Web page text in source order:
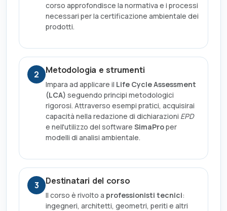
corso approfondisce la normativa e i processi
necessari per la certificazione ambientale dei
prodotti.
2 Metodologia e strumenti
Impara ad applicare il Life Cycle Assessment
(LCA) seguendo principi metodologici
rigorosi. Attraverso esempi pratici, acquisirai
capacità nella redazione di dichiarazioni EPD
e nell'utilizzo del software SimaProper
modelli di analisi ambientale.
3 Destinatari del corso
Il corso è rivolto a professionisti tecnici:
ingegneri, architetti, geometri, periti e altri